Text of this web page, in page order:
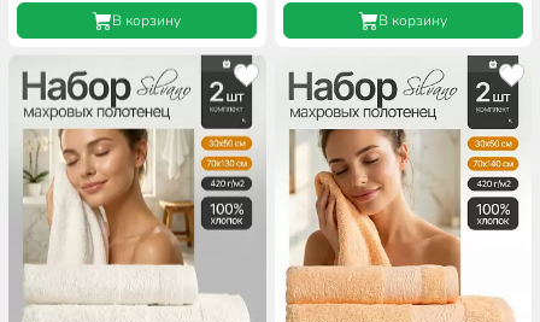
В корзину В корзину